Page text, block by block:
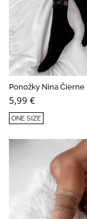
Ponožky Nina Čierne
5,99 €
ONE SIZE